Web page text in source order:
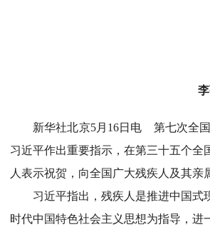
新华社北京5月16日电 第七次全
习近平作出重要指示，在第三十五个
人表示祝贺，向全国广大残疾人及其亲
习近平指出，残疾人是推进中国
时代中国特色社会主义思想为指导，